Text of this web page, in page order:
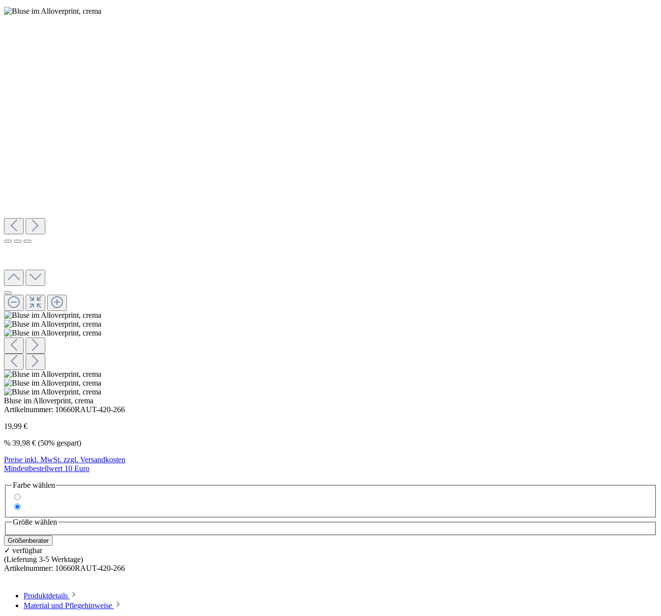
Bluse im Alloverprint, crema
Artikelnummer: 10660RAUT-420-266
19,99 €
% 39,98 € (50% gespart)
Preise inkl. MwSt. zzgl. Versandkosten
Mindestbestellwert 10 Euro
Farbe wählen
Größe wählen
Größenberater
✓ verfügbar
(Lieferung 3-5 Werktage)
Artikelnummer: 10660RAUT-420-266
Produktdetails
Material und Pflegehinweise